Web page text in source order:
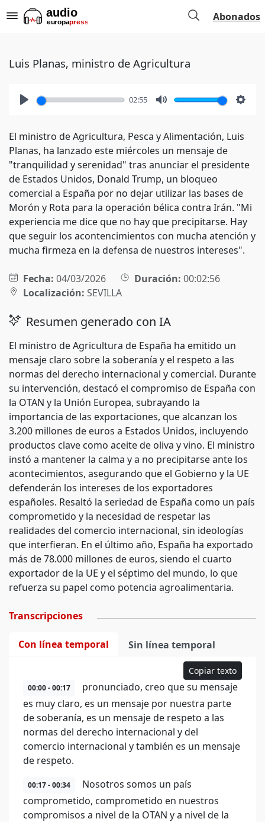
Abonados
Luis Planas, ministro de Agricultura
02:55
El ministro de Agricultura, Pesca y Alimentación, Luis
Planas, ha lanzado este miércoles un mensaje de
"tranquilidad y serenidad" tras anunciar el presidente
de Estados Unidos, Donald Trump, un bloqueo
comercial a España por no dejar utilizar las bases de
Morón y Rota para la operación bélica contra Irán. "Mi
experiencia me dice que no hay que precipitarse. Hay
que seguir los acontencimientos con mucha atención y
mucha firmeza en la defensa de nuestros intereses".
Fecha: 04/03/2026 Duración: 00:02:56
Localización: SEVILLA
Resumen generado con IA
El ministro de Agricultura de España ha emitido un
mensaje claro sobre la soberanía y el respeto a las
normas del derecho internacional y comercial. Durante
su intervención, destacó el compromiso de España con
la OTAN y la Unión Europea, subrayando la
importancia de las exportaciones, que alcanzan los
3.200 millones de euros a Estados Unidos, incluyendo
productos clave como aceite de oliva y vino. El ministro
instó a mantener la calma y a no precipitarse ante los
acontecimientos, asegurando que el Gobierno y la UE
defenderán los intereses de los exportadores
españoles. Resaltó la seriedad de España como un país
comprometido y la necesidad de respetar las
realidades del comercio internacional, sin ideologías
que interfieran. En el último año, España ha exportado
más de 78.000 millones de euros, siendo el cuarto
exportador de la UE y el séptimo del mundo, lo que
refuerza su papel como potencia agroalimentaria.
Transcripciones
Con línea temporal Sin línea temporal
Copiar texto
00:00 - 00:17
pronunciado, creo que su mensaje
es muy claro, es un mensaje por nuestra parte
de soberanía, es un mensaje de respeto a las
normas del derecho internacional y del
comercio internacional y también es un mensaje
de respeto.
00:17 - 00:34
Nosotros somos un país
comprometido, comprometido en nuestros
compromisos a nivel de la OTAN y a nivel de la